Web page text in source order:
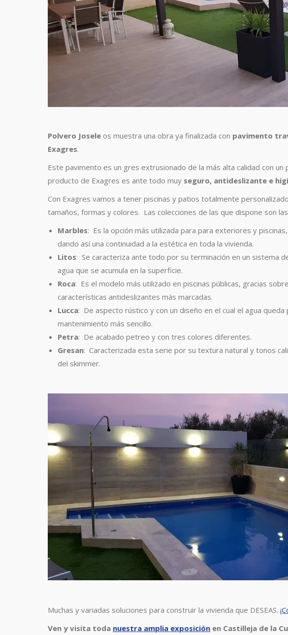
Polvero Josele os muestra una obra ya finalizada con pavimento
Exagres.
Este pavimento es un gres extrusionado de la más alta calidad con
producto de Exagres es ante todo muy seguro, antideslizante e
Con Exagres vamos a tener piscinas y patios totalmente
tamaños, formas y colores. Las colecciones de las que dispone son
Marbles: Es la opción más utilizada para para exteriores y
dando así una continuidad a la estética en toda la vivienda.
Litos: Se caracteriza ante todo por su terminación en un sistema
agua que se acumula en la superficie.
Roca: Es el modelo más utilizado en piscinas públicas, gracias
características antideslizantes más marcadas.
Lucca: De aspecto rústico y con un diseño en el cual el agua
mantenimiento más sencillo.
Petra: De acabado petreo y con tres colores diferentes.
Gresan: Caracterizada esta serie por su textura natural y tonos
del skimmer.
Muchas y variadas soluciones para construir la vivienda que DESEAS.
Ven y visita toda nuestra amplia exposición en Castilleja de la